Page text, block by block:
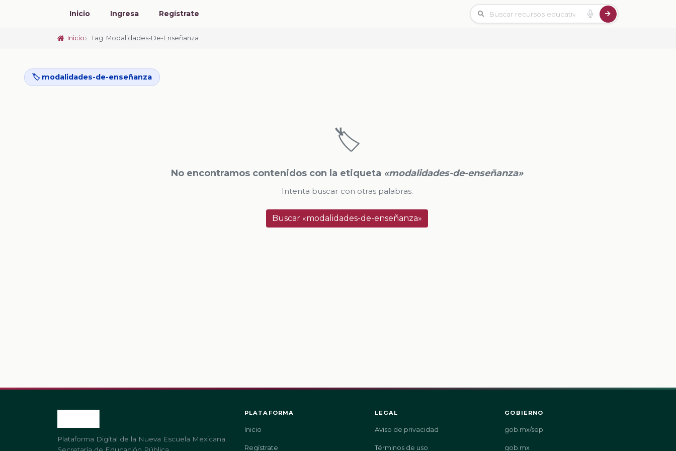
Inicio Ingresa Regístrate
Inicio Tag: Modalidades-De-Enseñanza
🏷️ modalidades-de-enseñanza
🏷️
No encontramos contenidos con la etiqueta «modalidades-de-enseñanza»
Intenta buscar con otras palabras.
Buscar «modalidades-de-enseñanza»
Plataforma Digital de la Nueva Escuela Mexicana.
PLATAFORMA
Inicio
Regístrate
LEGAL
Aviso de privacidad
Términos de uso
GOBIERNO
gob.mx/sep
gob.mx